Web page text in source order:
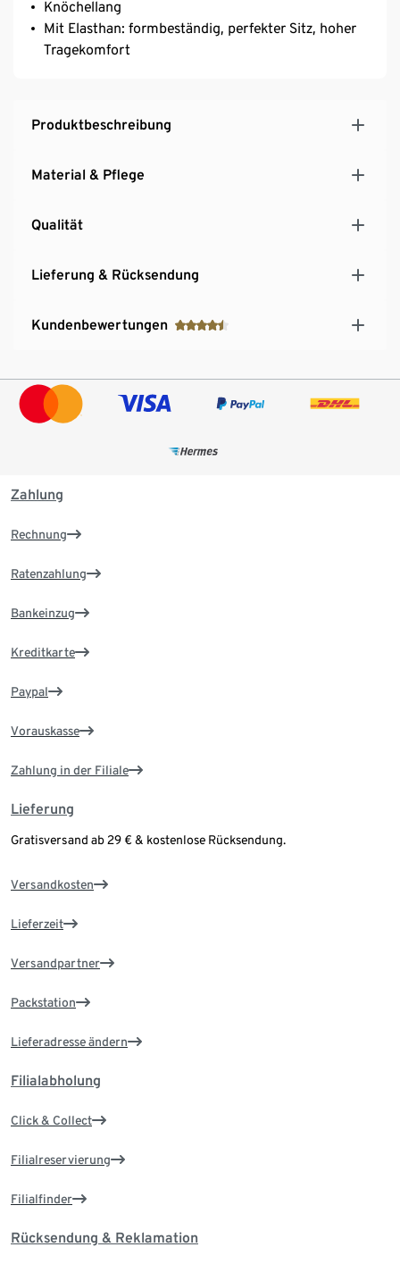
Knöchellang
Mit Elasthan: formbeständig, perfekter Sitz, hoher
Tragekomfort
Produktbeschreibung
Material & Pflege
Qualität
Lieferung & Rücksendung
Kundenbewertungen
Zahlung
Rechnung
Ratenzahlung
Bankeinzug
Kreditkarte
Paypal
Vorauskasse
Zahlung in der Filiale
Lieferung
Gratisversand ab 29 € & kostenlose Rücksendung.
Versandkosten
Lieferzeit
Versandpartner
Packstation
Lieferadresse ändern
Filialabholung
Click & Collect
Filialreservierung
Filialfinder
Rücksendung & Reklamation